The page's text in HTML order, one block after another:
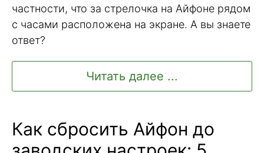
частности, что за стрелочка на Айфоне рядом
с часами расположена на экране. А вы знаете
ответ?
Читать далее ...
Как сбросить Айфон до